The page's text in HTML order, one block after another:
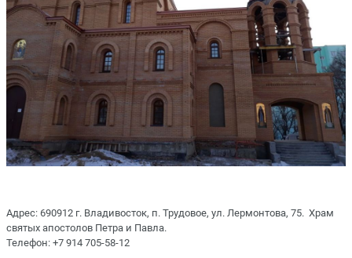
Адрес: 690912 г. Владивосток, п. Трудовое, ул. Лермонтова, 75. Храм
святых апостолов Петра и Павла.
Телефон: +7 914 705-58-12